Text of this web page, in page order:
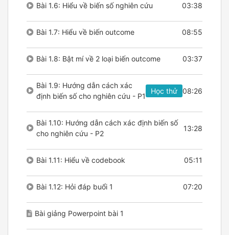
Bài 1.6: Hiểu về biến số nghiên cứu 03:38
Bài 1.7: Hiểu về biến outcome 08:55
Bài 1.8: Bật mí về 2 loại biến outcome 03:37
Bài 1.9: Hướng dẫn cách xác
định biến số cho nghiên cứu - P1
Học thử 08:26
Bài 1.10: Hướng dẫn cách xác định biến số
cho nghiên cứu - P2
13:28
Bài 1.11: Hiểu về codebook 05:11
Bài 1.12: Hỏi đáp buổi 1 07:20
Bài giảng Powerpoint bài 1